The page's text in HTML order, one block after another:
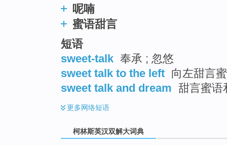
呢喃
蜜语甜言
短语
sweet-talk 奉承 ; 忽悠
sweet talk to the left 向左甜言
sweet talk and dream 甜言蜜语
更多网络短语
柯林斯英汉双解大词典